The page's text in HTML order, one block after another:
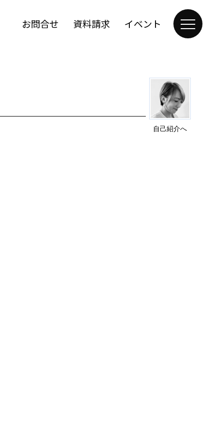
お問合せ 資料請求 イベント
自己紹介へ